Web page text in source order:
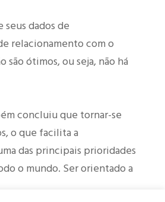
dados de
relacionamento com o
são ótimos, ou seja, não há
concluiu que tornar-se
o que facilita a
das principais prioridades
o mundo. Ser orientado a